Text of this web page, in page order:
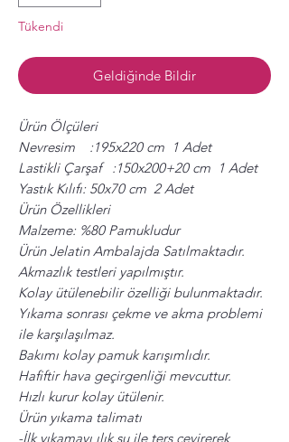
Tükendi
Geldiğinde Bildir
Ürün Ölçüleri
Nevresim :195x220 cm 1 Adet
Lastikli Çarşaf :150x200+20 cm 1 Adet
Yastık Kılıfı: 50x70 cm 2 Adet
Ürün Özellikleri
Malzeme: %80 Pamukludur
Ürün Jelatin Ambalajda Satılmaktadır.
Akmazlık testleri yapılmıştır.
Kolay ütülenebilir özelliği bulunmaktadır.
Yıkama sonrası çekme ve akma problemi
ile karşılaşılmaz.
Bakımı kolay pamuk karışımlıdır.
Hafiftir hava geçirgenliği mevcuttur.
Hızlı kurur kolay ütülenir.
Ürün yıkama talimatı
-İlk yıkamayı ılık su ile ters çevirerek